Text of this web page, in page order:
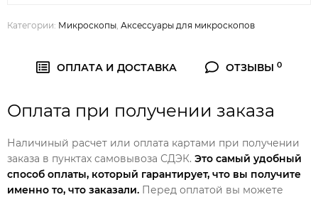
Категории: Микроскопы Аксессуары для микроскопов
ОПЛАТА И ДОСТАВКА ОТЗЫВЫ 0
Оплата при получении заказа
Наличиный расчет или оплата картами при получении
заказа в пунктах самовывоза СДЭК. Это самый удобный
способ оплаты, который гарантирует, что вы получите
именно то, что заказали. Перед оплатой вы можете